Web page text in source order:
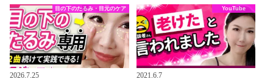
目の下のたるみ・目元のケア
2026.7.25
YouTube
2021.6.7